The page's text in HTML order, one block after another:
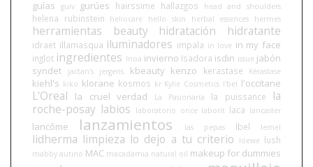
guías guiv gurúes hairssime hallazgos head and shoulders
helena rubinstein heliocare hello skin herbal essences hermes
herramientas beauty hidratación hidratante
idraet illamasqua iluminadores impala in love in my face
inglot ingredientes Inoa invierno Isadora isdin issue jabón
syndet
jactan's jergens kbeauty kenzo kerastase Kérastase
kiehl's kiko klorane kosmos kr Kylie Cosmetics l'bel l'occitane
L'Oreal la cruel verdad La Pasionaria la puissance
la
roche-posay labios laboratorio once laborit laca lancaster
lancôme lanzamientos las pepas lbel lemel
lidherma limpieza lo dejo a tu criterio loewe lush
mabby autino MAC macadamia natural oil makeup for dummies